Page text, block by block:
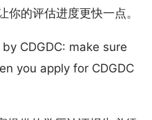
你的评估进度更快一点。
CDGDC: make sure
you apply for CDGDC